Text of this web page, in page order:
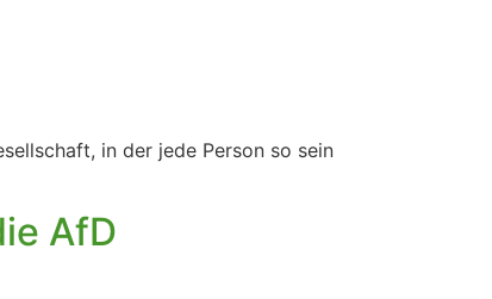
in der jede Person so sein
AfD